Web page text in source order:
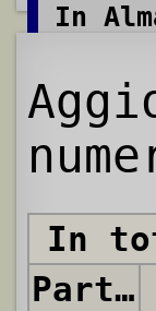
In
In
Partite